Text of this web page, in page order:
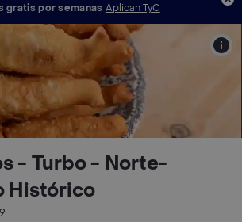
gratis por semanas Aplican TyC
- Turbo - Norte-
Histórico